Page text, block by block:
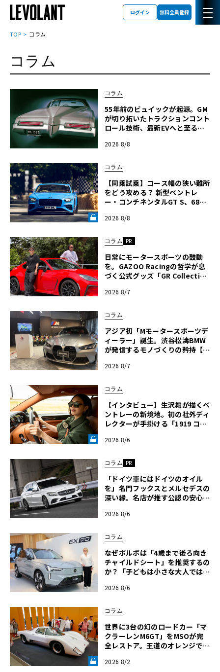
ログイン 無料会員登録
TOP コラム
コラム
コラム
55年前のビュイックが起源。GM
が切り拓いたトラクションコント
ロール技術、最新EVへと至る進
2026 8/8
コラム
【同乗試乗】コース幅の狭い難所
をどう攻める？ 新型ベントレ
ー・コンチネンタルGT S、680p
【グッドウッドFoS 2026】《LE
2026 8/8
コラム PR
日常にモータースポーツの鼓動
を。GAZOO Racingの哲学が息
づく公式グッズ「GR Collectio
2026 8/7
コラム
アジア初「Mモータースポーツデ
ィーラー」誕生。渋谷松濤BMW
が発信するモノづくりの矜持【木
2026 8/7
コラム
【インタビュー】生沢舞が描くベ
ントレーの新境地。初の社外ディ
レクターが手掛ける「1919 コレ
ドFoS 2026】《LE VOLANT LA
2026 8/6
コラム PR
「ドイツ車にはドイツのオイル
を」名門フックスとメルセデスの
深い縁。名店が推す公認の安心
走り〈PR〉
2026 8/6
コラム
なぜボルボは「4歳まで後ろ向き
チャイルドシート」を推奨するの
か？「子どもは小さな大人ではな
テクノロジー
2026 8/6
コラム
世界に3台の幻のロードカー「マ
クラーレンM6GT」をMSOが完
全レストア。王道のオレンジでは
【グッドウッドFoS 2026】《LE
2026 8/2